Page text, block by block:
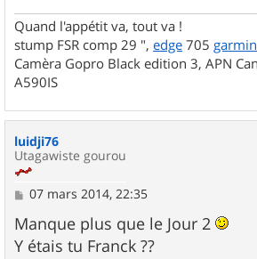
Quand l'appétit va, tout va !
stump FSR comp 29 ", edge 705 garmin
Camèra Gopro Black edition 3, APN
A590IS
luidji76
Utagawiste gourou
M
s
s
a
07 mars 2014, 22:35
Manque plus que le Jour 2
Y étais tu Franck ??